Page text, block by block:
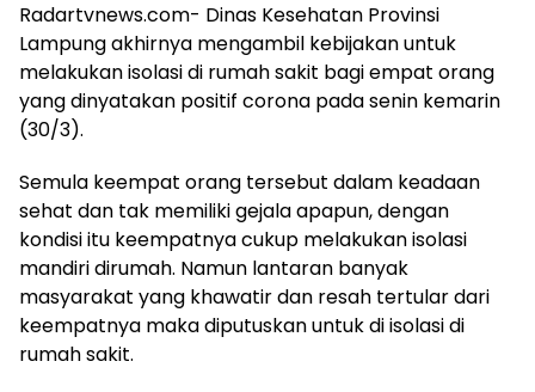
Radartvnews.com- Dinas Kesehatan Provinsi
Lampung akhirnya mengambil kebijakan untuk
melakukan isolasi di rumah sakit bagi empat orang
yang dinyatakan positif corona pada senin kemarin
(30/3).
Semula keempat orang tersebut dalam keadaan
sehat dan tak memiliki gejala apapun, dengan
kondisi itu keempatnya cukup melakukan isolasi
mandiri dirumah. Namun lantaran banyak
masyarakat yang khawatir dan resah tertular dari
keempatnya maka diputuskan untuk di isolasi di
rumah sakit.